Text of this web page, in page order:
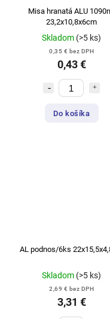
Misa hranatá ALU
23,2x10,8x6cm
Skladom (>5 ks)
0,35 € bez DPH
0,43 €
Do košíka
AL podnos/6ks
Skladom (>5 ks)
2,69 € bez DPH
3,31 €